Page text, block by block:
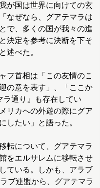
が国は世界に向けての玄
なぜなら、グアテマラは
で、多くの国が我々の進
決定を参考に決断を下そ
述べた。
フ首相は「この友情のこ
の意を表す」、「ここか
ラ通り』も存在してい
リカへの外遊の際にグア
したい」と語った。
転について、グアテマラ
をエルサレムに移転させ
ている。しかも、アラブ
ブ連盟から、グアテマラ